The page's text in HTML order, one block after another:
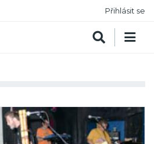
Přihlásit se